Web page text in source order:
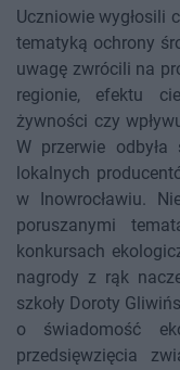
Uczniowie wygłosili
tematyką ochrony
uwagę zwrócili na
regionie, efektu
żywności czy
W przerwie
lokalnych
w Inowrocławiu.
poruszanymi
konkursach
nagrody z rąk
szkoły Doroty
o świadomość
przedsięwzięcia